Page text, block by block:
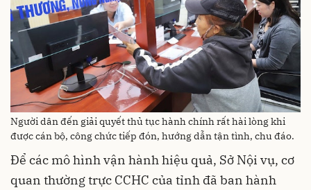
Người dân đến giải quyết thủ tục hành chính rất hài lòng khi
được cán bộ, công chức tiếp đón, hướng dẫn tận tình, chu đáo.
Để các mô hình vận hành hiệu quả, Sở Nội vụ, cơ
quan thường trực CCHC của tỉnh đã ban hành